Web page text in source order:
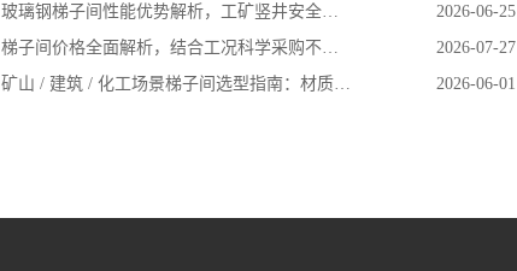
玻璃钢梯子间性能优势解析，工矿竖井安全通行专用设施
2026-06-25
梯子间价格全面解析，结合工况科学采购不盲目比价
2026-07-27
矿山 / 建筑 / 化工场景梯子间选型指南：材质、规范与安全保障
2026-06-01